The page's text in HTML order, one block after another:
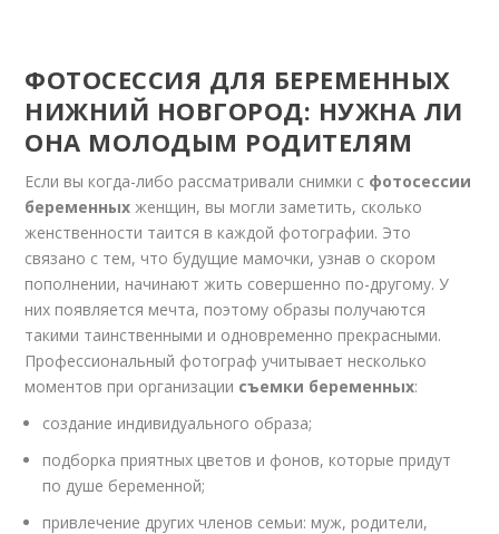
ФОТОСЕССИЯ ДЛЯ БЕРЕМЕННЫХ
НИЖНИЙ НОВГОРОД: НУЖНА ЛИ
ОНА МОЛОДЫМ РОДИТЕЛЯМ
Если вы когда-либо рассматривали снимки с фотосессии
беременных женщин, вы могли заметить, сколько
женственности таится в каждой фотографии. Это
связано с тем, что будущие мамочки, узнав о скором
пополнении, начинают жить совершенно по-другому. У
них появляется мечта, поэтому образы получаются
такими таинственными и одновременно прекрасными.
Профессиональный фотограф учитывает несколько
моментов при организации съемки беременных:
создание индивидуального образа;
подборка приятных цветов и фонов, которые придут
по душе беременной;
привлечение других членов семьи: муж, родители,